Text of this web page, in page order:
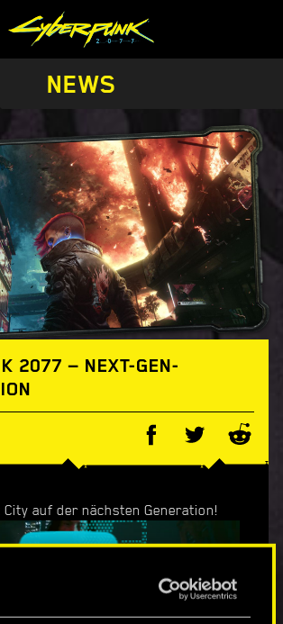
NEWS
2077 — NEXT-GEN-
City auf der nächsten Generation!